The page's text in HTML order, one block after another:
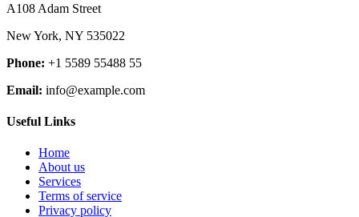
A108 Adam Street
New York, NY 535022
Phone: +1 5589 55488 55
Email: info@example.com
Useful Links
Home
About us
Services
Terms of service
Privacy policy